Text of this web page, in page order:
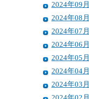
2024年09月
2024年08月
2024年07月
2024年06月
2024年05月
2024年04月
2024年03月
2024年02月